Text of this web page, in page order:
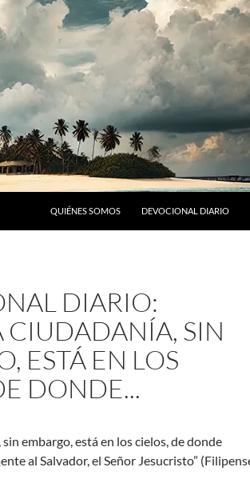
QUIÉNES SOMOS
DEVOCIONAL DIARIO
DIARIO:
CIUDADANÍA, SIN
ESTÁ EN LOS
DONDE...
embargo, está en los cielos, de donde
al Salvador, el Señor Jesucristo”